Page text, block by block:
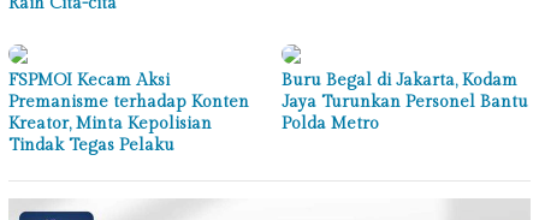
FSPMOI Kecam Aksi
Premanisme terhadap Konten
Kreator, Minta Kepolisian
Tindak Tegas Pelaku
Buru Begal di Jakarta, Kodam
Jaya Turunkan Personel Bantu
Polda Metro